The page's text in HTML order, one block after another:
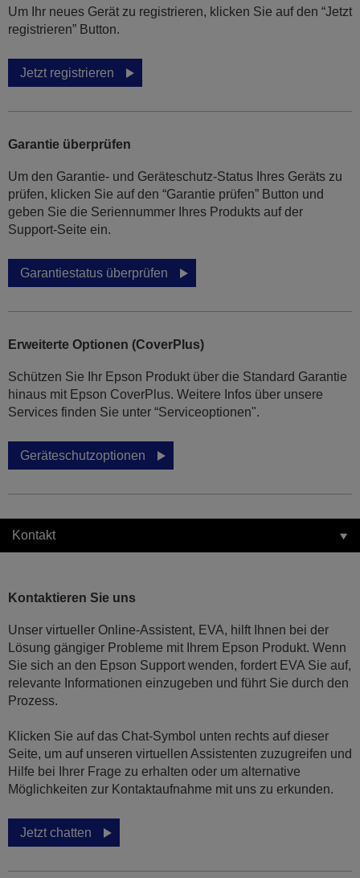
Um Ihr neues Gerät zu registrieren, klicken Sie auf den “Jetzt
registrieren” Button.
Jetzt registrieren
Garantie überprüfen
Um den Garantie- und Geräteschutz-Status Ihres Geräts zu
prüfen, klicken Sie auf den “Garantie prüfen” Button und
geben Sie die Seriennummer Ihres Produkts auf der
Support-Seite ein.
Garantiestatus überprüfen
Erweiterte Optionen (CoverPlus)
Schützen Sie Ihr Epson Produkt über die Standard Garantie
hinaus mit Epson CoverPlus. Weitere Infos über unsere
Services finden Sie unter “Serviceoptionen".
Geräteschutzoptionen
Kontakt
Kontaktieren Sie uns
Unser virtueller Online-Assistent, EVA, hilft Ihnen bei der
Lösung gängiger Probleme mit Ihrem Epson Produkt. Wenn
Sie sich an den Epson Support wenden, fordert EVA Sie auf,
relevante Informationen einzugeben und führt Sie durch den
Prozess.
Klicken Sie auf das Chat-Symbol unten rechts auf dieser
Seite, um auf unseren virtuellen Assistenten zuzugreifen und
Hilfe bei Ihrer Frage zu erhalten oder um alternative
Möglichkeiten zur Kontaktaufnahme mit uns zu erkunden.
Jetzt chatten